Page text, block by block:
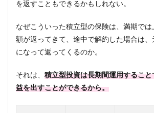
を返すこともできるかもしれない。
なぜこういった積立型の保険は、満期で
額が返ってきて、途中で解約した場合は、
になって返ってくるのか。
それは、 積立型投資は長期間運用すること
益を出すことができるから。